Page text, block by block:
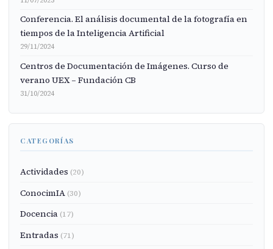
Conferencia. El análisis documental de la fotografía en
tiempos de la Inteligencia Artificial
29/11/2024
Centros de Documentación de Imágenes. Curso de
verano UEX – Fundación CB
31/10/2024
CATEGORÍAS
Actividades (20)
ConocimIA (30)
Docencia (17)
Entradas (71)